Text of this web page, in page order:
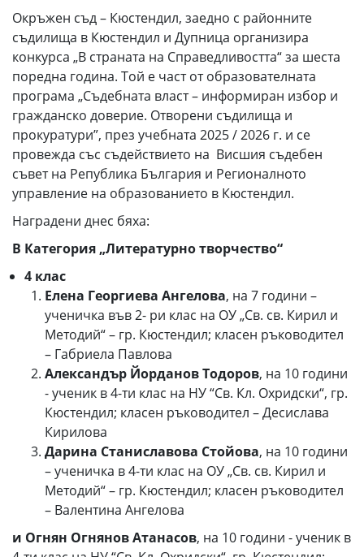
Окръжен съд – Кюстендил, заедно с районните
съдилища в Кюстендил и Дупница организира
конкурса „В страната на Справедливостта“ за шеста
поредна година. Той е част от образователната
програма „Съдебната власт – информиран избор и
гражданско доверие. Отворени съдилища и
прокуратури”, през учебната 2025 / 2026 г. и се
провежда със съдействието на Висшия съдебен
съвет на Република България и Регионалното
управление на образованието в Кюстендил.
Наградени днес бяха:
В Категория „Литературно творчество“
4 клас
Елена Георгиева Ангелова, на 7 години –
ученичка във 2- ри клас на ОУ „Св. св. Кирил и
Методий“ – гр. Кюстендил; класен ръководител
– Габриела Павлова
Александър Йорданов Тодоров, на 10 години
- ученик в 4-ти клас на НУ “Св. Кл. Охридски“, гр.
Кюстендил; класен ръководител – Десислава
Кирилова
Дарина Станиславова Стойова, на 10 години
– ученичка в 4-ти клас на ОУ „Св. св. Кирил и
Методий“ – гр. Кюстендил; класен ръководител
– Валентина Ангелова
и Огнян Огнянов Атанасов, на 10 години - ученик в